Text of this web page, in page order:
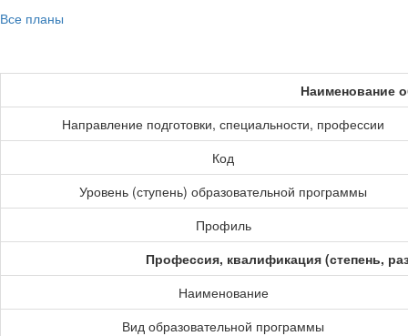
Все планы
Наименование
Направление подготовки, специальности, профессии
Код
Уровень (ступень) образовательной программы
Профиль
Профессия, квалификация (степень,
Наименование
Вид образовательной программы